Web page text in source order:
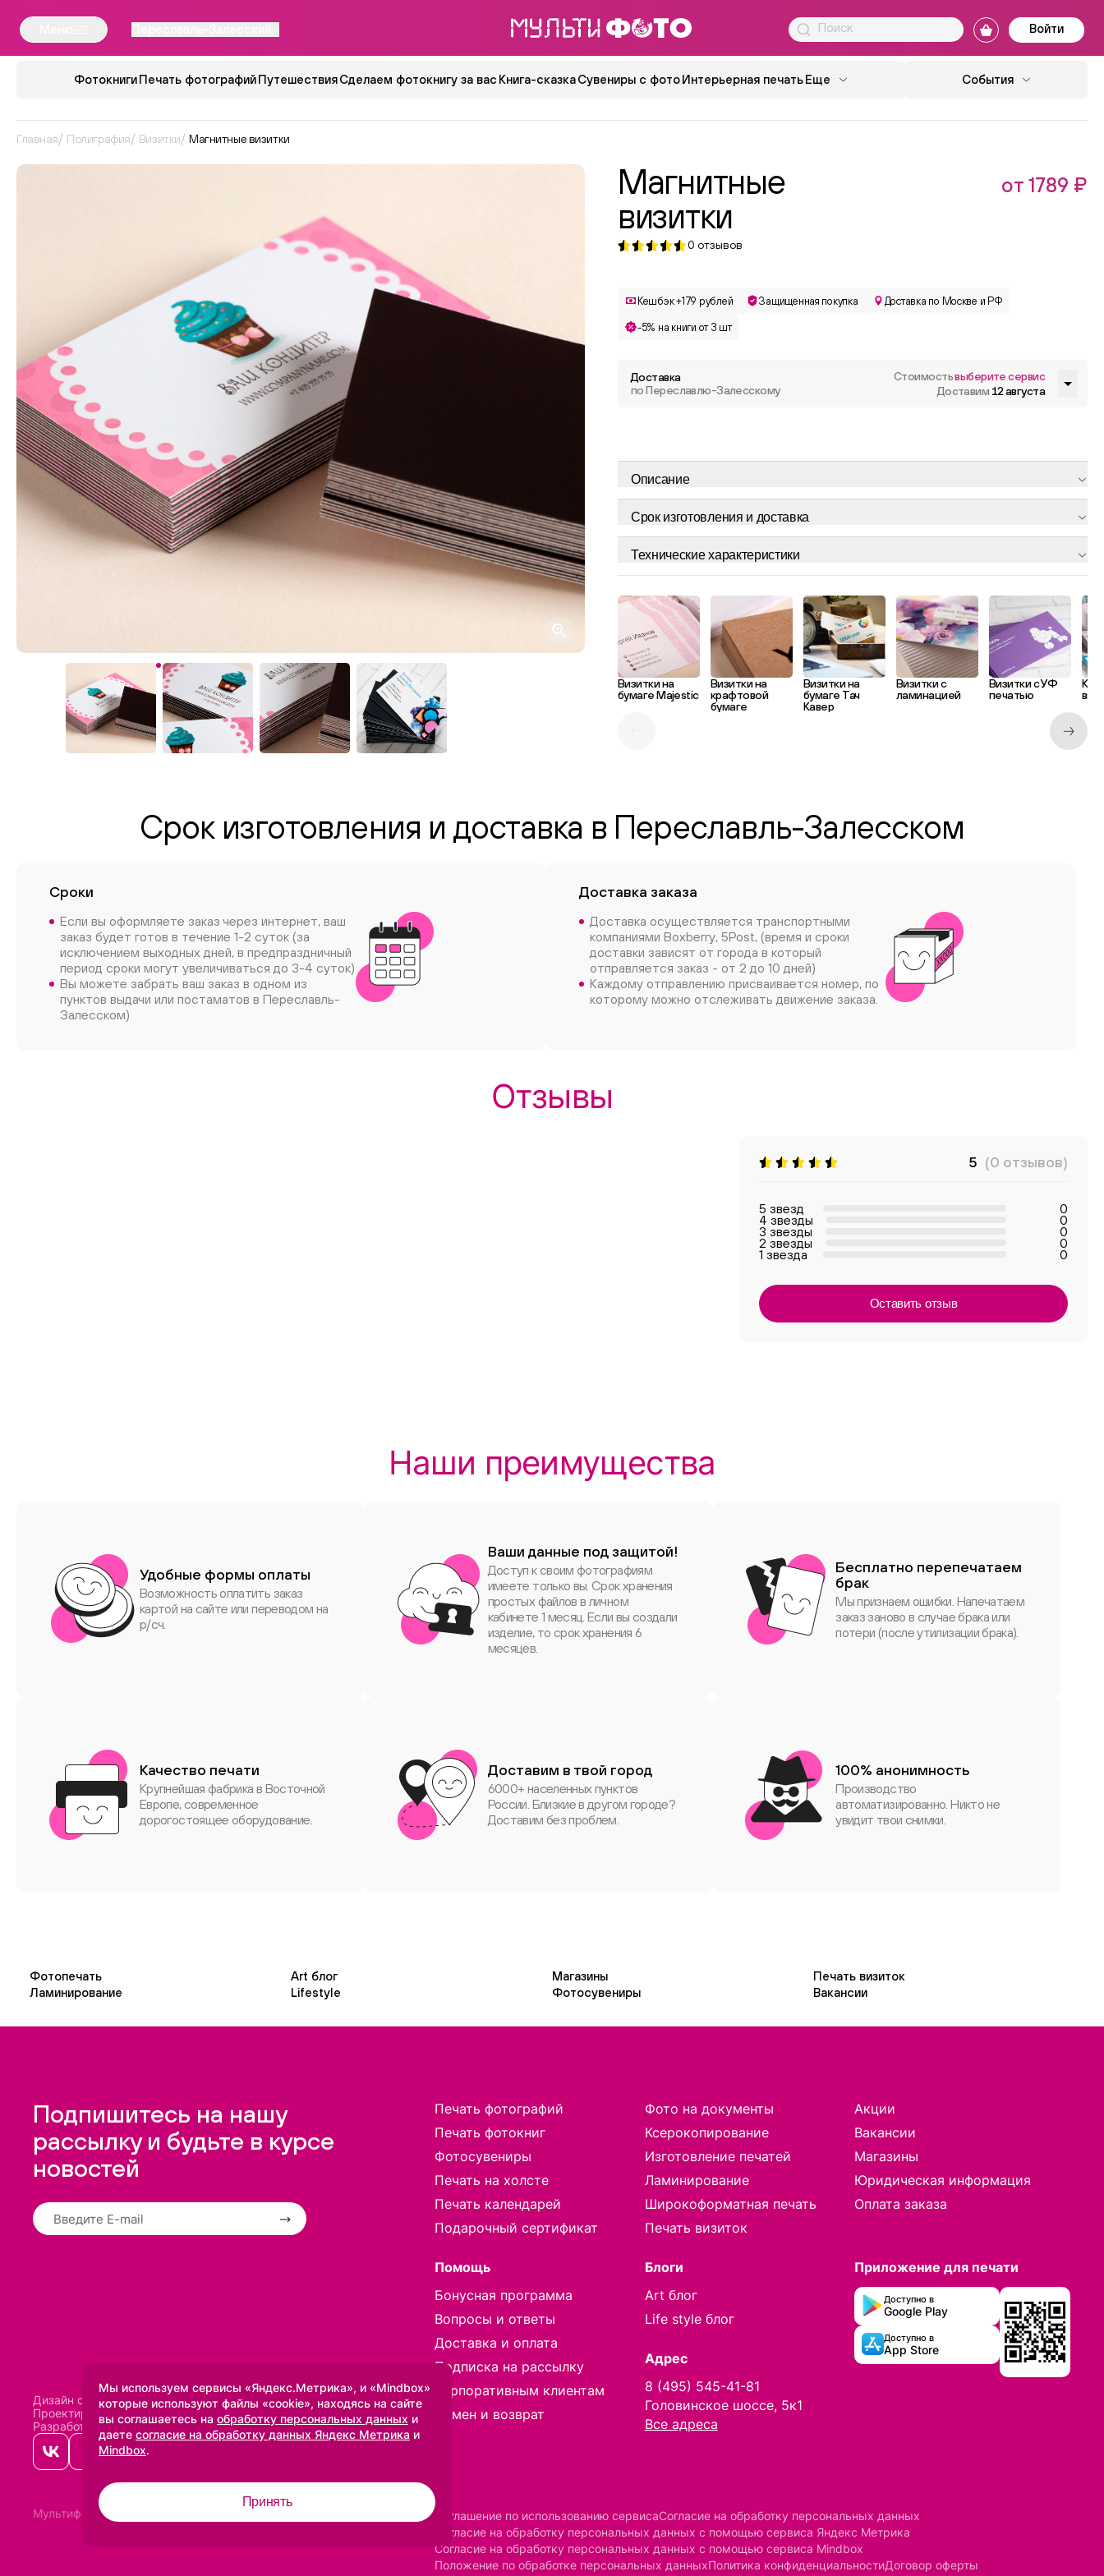
Войти
Фотокниги Печать фотографий Путешествия Сделаем фотокнигу за вас Книга-сказка Сувениры с фото Интерьерная печать Еще События
Главная Полиграфия Визитки Магнитные визитки
Магнитные
визитки
от 1789 ₽
0 отзывов
Кешбэк +179 рублей Защищенная покупка Доставка по Москве и РФ
-5% на книги от 3 шт
Доставка
по Переславлю-Залесскому
Стоимостьвыберите сервис
Доставим 12 августа
Описание
Срок изготовления и доставка
Технические характеристики
Визитки на
бумаге Majestic
Визитки на
крафтовой
бумаге
Визитки на
бумаге Тач
Кавер
Визитки с
ламинацией
Визитки с УФ
печатью
Срок изготовления и доставка в Переславль-Залесском
Сроки
Если вы оформляете заказ через интернет, ваш
заказ будет готов в течение 1-2 суток (за
исключением выходных дней, в предпраздничный
период сроки могут увеличиваться до 3-4 суток)
Вы можете забрать ваш заказ в одном из
пунктов выдачи или постаматов в Переславль-
Залесском)
Доставка заказа
Доставка осуществляется транспортными
компаниями Boxberry, 5Post, (время и сроки
доставки зависят от города в который
отправляется заказ - от 2 до 10 дней)
Каждому отправлению присваивается номер, по
которому можно отслеживать движение заказа.
Отзывы
5 (0 отзывов)
5 звезд 0
4 звезды 0
3 звезды 0
2 звезды 0
1 звезда 0
Оставить отзыв
Наши преимущества
Удобные формы оплаты
Возможность оплатить заказ
картой на сайте или переводом на
р/сч.
Ваши данные под защитой!
Доступ к своим фотографиям
имеете только вы. Срок хранения
простых файлов в личном
кабинете 1 месяц. Если вы создали
изделие, то срок хранения 6
месяцев.
Бесплатно перепечатаем
брак
Мы признаем ошибки. Напечатаем
заказ заново в случае брака или
потери (после утилизации брака).
Качество печати
Крупнейшая фабрика в Восточной
Европе, современное
дорогостоящее оборудование.
Доставим в твой город
6000+ населенных пунктов
России. Близкие в другом городе?
Доставим без проблем.
100% анонимность
Производство
автоматизированно. Никто не
увидит твои снимки.
Фотопечать Art блог Магазины
Печать визиток
Ламинирование
Lifestyle Фотосувениры Вакансии
Подпишитесь на нашу
рассылку и будьте в курсе
новостей
Дизайн сделан вUprock
Проектирование и SEO:
Baklenev SEO
Разработано в Qualitica
Печать фотографий
Печать фотокниг
Фотосувениры
Печать на холсте
Печать календарей
Подарочный сертификат
Фото на документы
Ксерокопирование
Изготовление печатей
Ламинирование
Широкоформатная печать
Печать визиток
Акции
Вакансии
Магазины
Юридическая информация
Оплата заказа
Помощь
Бонусная программа
Вопросы и ответы
Доставка и оплата
Подписка на рассылку
Корпоративным клиентам
Обмен и возврат
Блоги
Art блог
Life style блог
Адрес
8 (495) 545-41-81
Головинское шоссе, 5к1
Все адреса
Приложение для печати
Доступно в
Google Play
Доступно в
App Store
Мультифото 2005-2026 © Соглашение по использованию сервисаСогласие на обработку персональных данных
Согласие на обработку персональных данных с помощью сервиса Яндекс Метрика
Согласие на обработку персональных данных с помощью сервиса Mindbox
Положение по обработке персональных данныхПолитика конфиденциальностиДоговор оферты
Мы используем сервисы «Яндекс.Метрика», и «Mindbox»
которые используют файлы «cookie», находясь на сайте
вы соглашаетесь на обработку персональных данных и
даете согласие на обработку данных Яндекс Метрика и
Mindbox.
Принять